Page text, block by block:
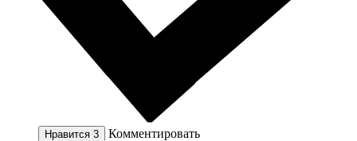
Нравится 3 Комментировать